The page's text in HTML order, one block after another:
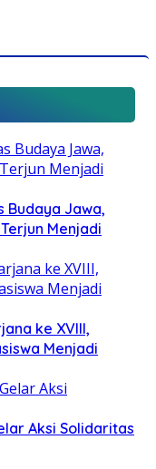
Budaya Jawa,
Menjadi
ke XVIII,
Menjadi
Aksi Solidaritas